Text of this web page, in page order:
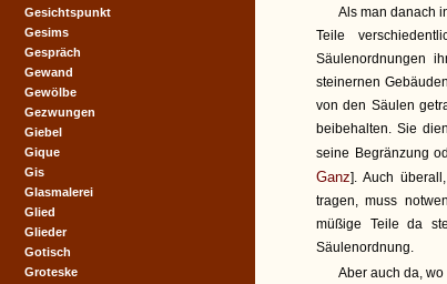
Als man danach
Teile
Säulenordnungen
steinernen
von den Säulen
beibehalten. Sie
seine Begränzung
Ganz]. Auch
tragen, muss
müßige Teile da
Säulenordnung.
Aber auch da,
Gesichtspunkt
Gesims
Gespräch
Gewand
Gewölbe
Gezwungen
Giebel
Gique
Gis
Glasmalerei
Glied
Glieder
Gotisch
Groteske